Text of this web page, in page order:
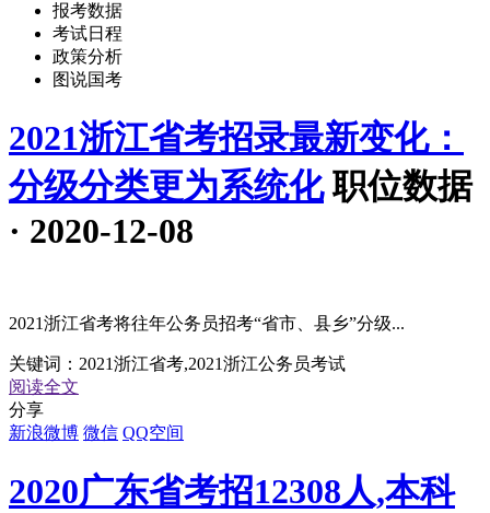
报考数据
考试日程
政策分析
图说国考
2021浙江省考招录最新变化：
分级分类更为系统化 职位数据
· 2020-12-08
2021浙江省考将往年公务员招考“省市、县乡”分级...
关键词： 2021浙江省考,2021浙江公务员考试
阅读全文
分享
新浪微博 微信 QQ空间
2020广东省考招12308人,本科